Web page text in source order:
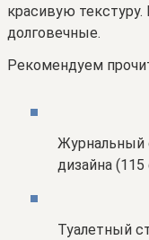
красивую
долговечные.
Рекомендуем
Журнальный
дизайна
Туалетный